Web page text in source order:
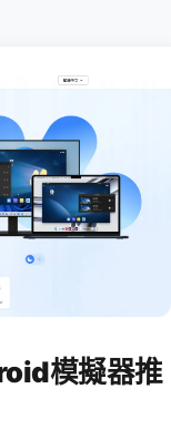
模擬器推